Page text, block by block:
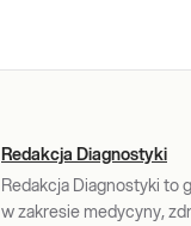
Redakcja Diagnostyki
Redakcja Diagnostyki to
w zakresie medycyny,